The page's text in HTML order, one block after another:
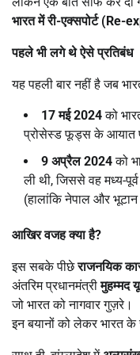
भारत में री-एक्सपोर्ट (Re-
पहले भी लगे थे ऐसे प्रतिबंध
यह पहली बार नहीं है जब
17मई 2024को
प्रोसेस्ड फूड्स के आयात
9 अप्रैल 2024को
ली थी, जिससे वह मध्य-
(हालांकि नेपाल और
आखिर वजह क्या है?
इस सबके पीछेराजनयिक
अंतरिम प्रधानमंत्रीमुहम्मद
जो भारत को नागवार गुज़रे।
इन बयानों को लेकर भारत के